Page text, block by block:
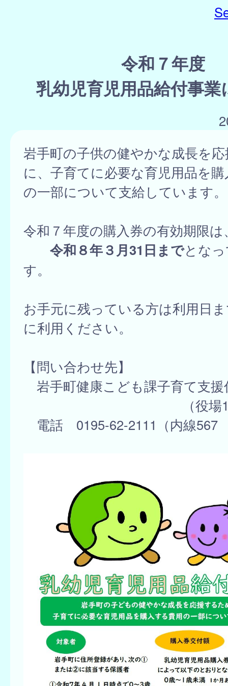
令和７年度
乳幼児育児用品給付事
岩手町の子供の健やかな成長を
に、子育てに必要な育児用品を
の一部について支給しています。
令和７年度の購入券の有効期限は
令和８年３月31日までとな
す。
お手元に残っている方は利用日
に利用ください。
【問い合わせ先】
岩手町健康こども課子育て支援
（役場1階4番
電話 0195-62-2111（内線567